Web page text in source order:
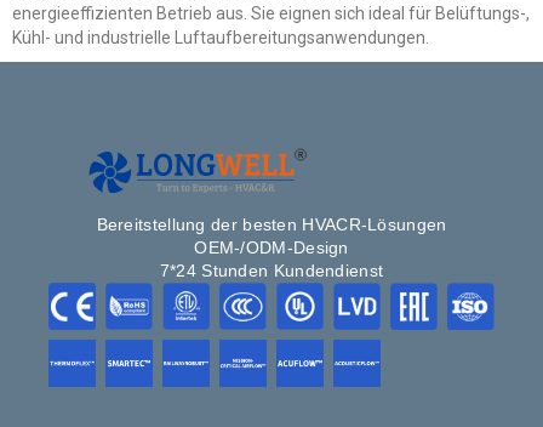
energieeffizienten Betrieb aus. Sie eignen sich ideal für Belüftungs-,
Kühl- und industrielle Luftaufbereitungsanwendungen.
Bereitstellung der besten HVACR-Lösungen
OEM-/ODM-Design
7*24 Stunden Kundendienst